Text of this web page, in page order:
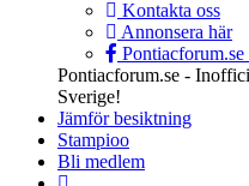
Kontakta oss
Annonsera här
Pontiacforum.se -
Sverige!
Jämför besiktning
Stampioo
Bli medlem